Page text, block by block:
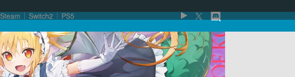
Steam Switch2 PS5